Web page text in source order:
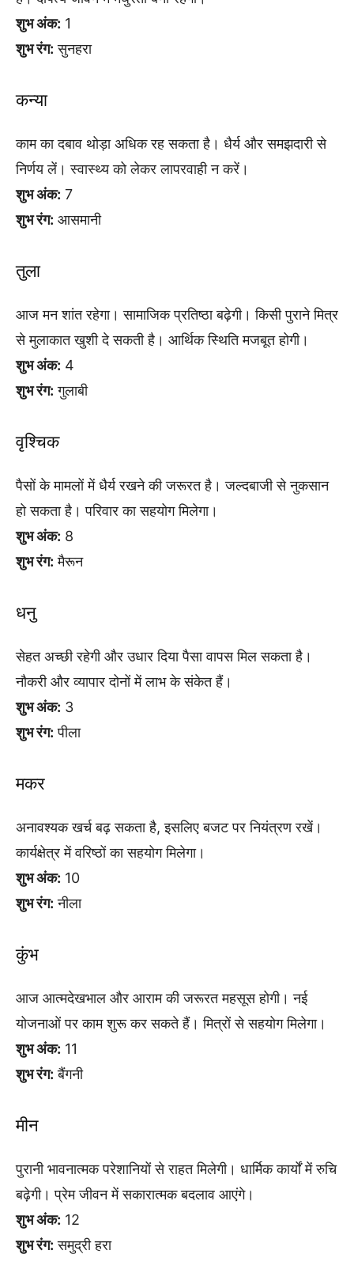
शुभ अंक: 1
शुभ रंग: सुनहरा
कन्या
काम का दबाव थोड़ा अधिक रह सकता है। धैर्य और समझदारी से
निर्णय लें। स्वास्थ्य को लेकर लापरवाही न करें।
शुभ अंक: 7
शुभ रंग: आसमानी
तुला
आज मन शांत रहेगा। सामाजिक प्रतिष्ठा बढ़ेगी। किसी पुराने मित्र
से मुलाकात खुशी दे सकती है। आर्थिक स्थिति मजबूत होगी।
शुभ अंक: 4
शुभ रंग: गुलाबी
वृश्चिक
पैसों के मामलों में धैर्य रखने की जरूरत है। जल्दबाजी से नुकसान
हो सकता है। परिवार का सहयोग मिलेगा।
शुभ अंक: 8
शुभ रंग: मैरून
धनु
सेहत अच्छी रहेगी और उधार दिया पैसा वापस मिल सकता है।
नौकरी और व्यापार दोनों में लाभ के संकेत हैं।
शुभ अंक: 3
शुभ रंग: पीला
मकर
अनावश्यक खर्च बढ़ सकता है, इसलिए बजट पर नियंत्रण रखें।
कार्यक्षेत्र में वरिष्ठों का सहयोग मिलेगा।
शुभ अंक: 10
शुभ रंग: नीला
कुंभ
आज आत्मदेखभाल और आराम की जरूरत महसूस होगी। नई
योजनाओं पर काम शुरू कर सकते हैं। मित्रों से सहयोग मिलेगा।
शुभ अंक: 11
शुभ रंग: बैंगनी
मीन
पुरानी भावनात्मक परेशानियों से राहत मिलेगी। धार्मिक कार्यों में रुचि
बढ़ेगी। प्रेम जीवन में सकारात्मक बदलाव आएंगे।
शुभ अंक: 12
शुभ रंग: समुद्री हरा